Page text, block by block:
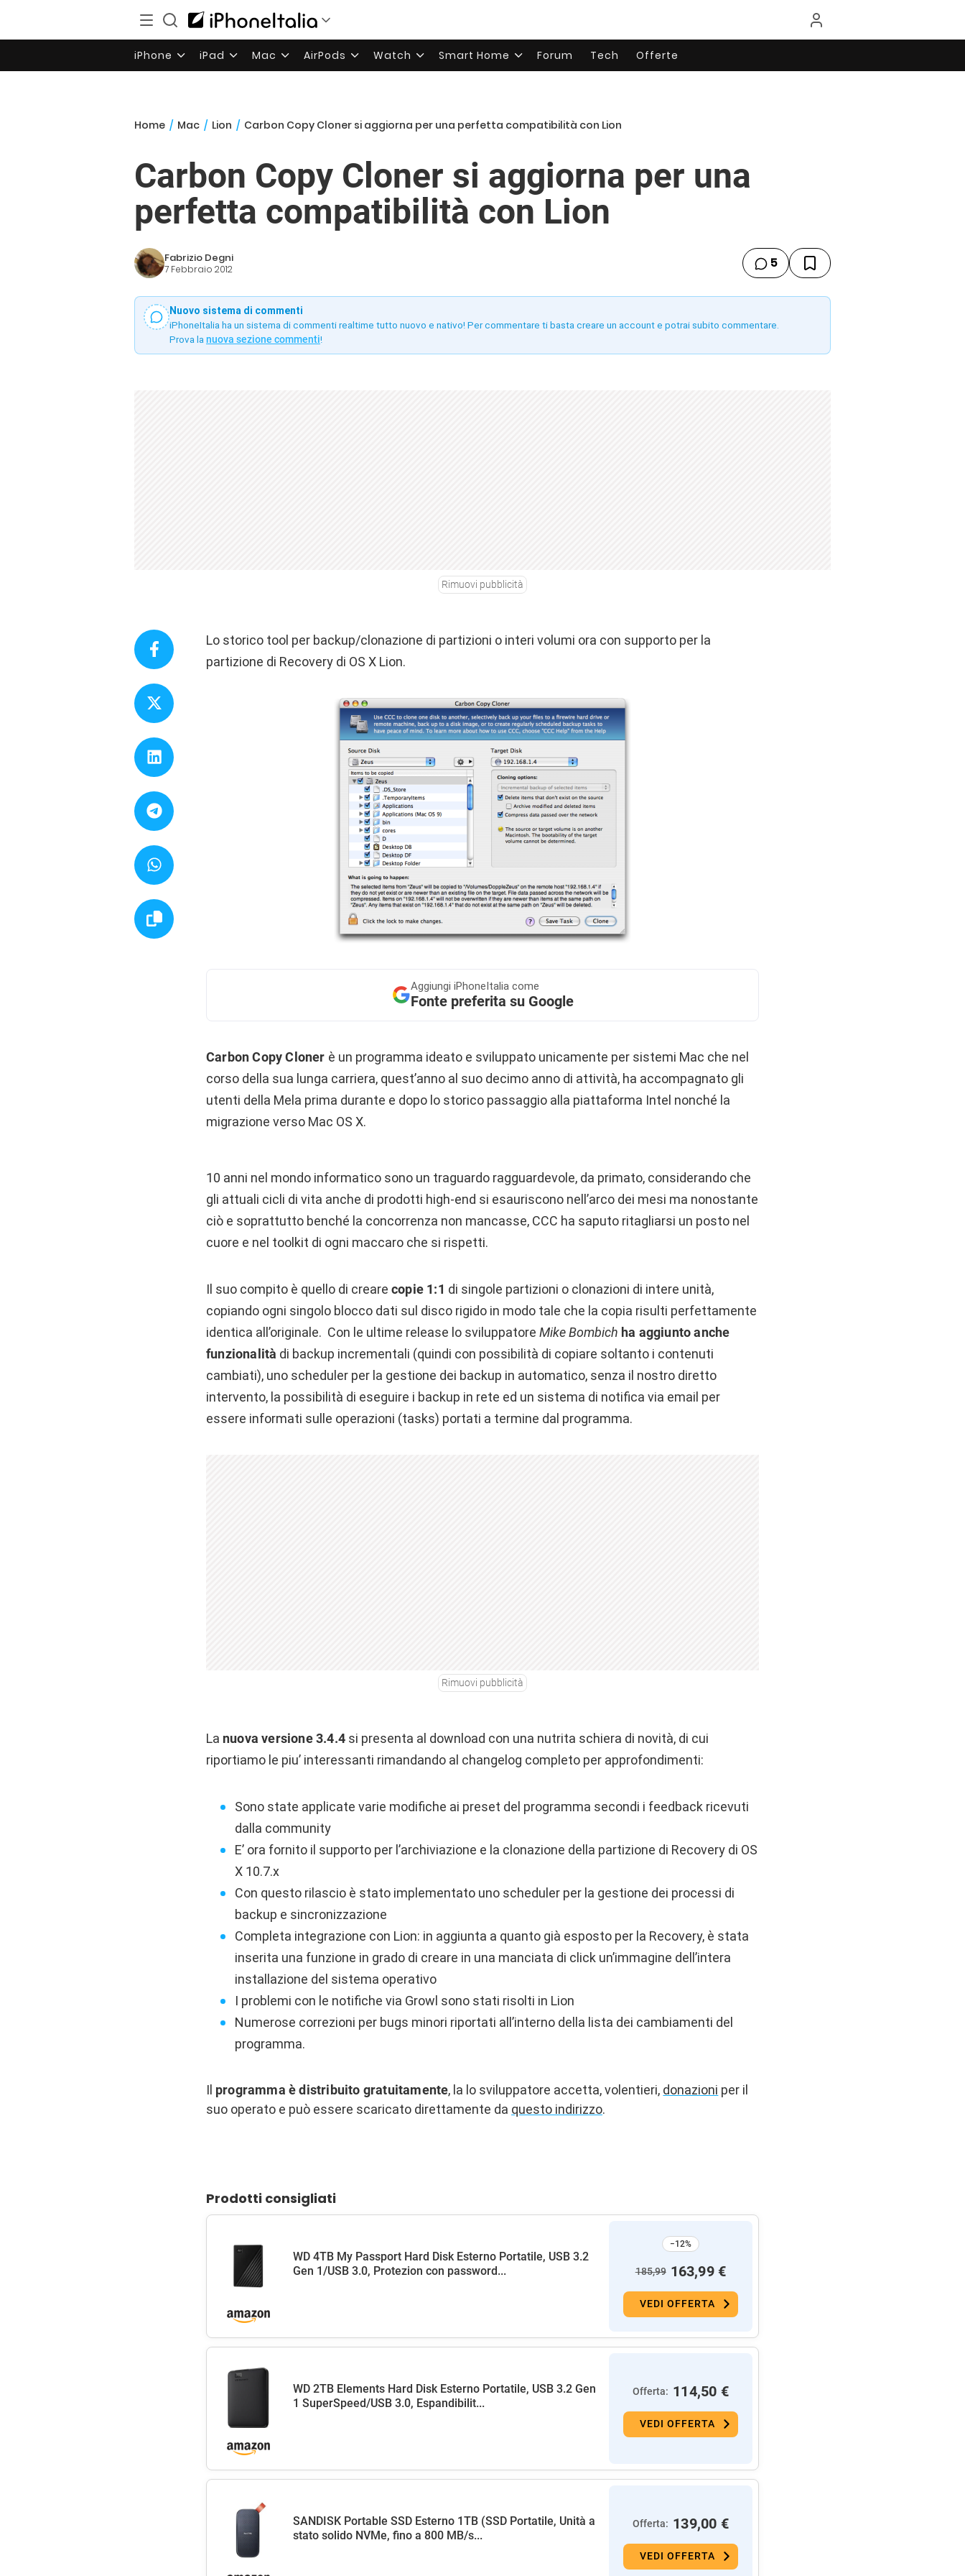
iPhone iPad Mac AirPods Watch Smart Home Forum Tech Offerte
Home / Mac / Lion / Carbon Copy Cloner si aggiorna per una perfetta compatibilità con Lion
Carbon Copy Cloner si aggiorna per una
perfetta compatibilità con Lion
Fabrizio Degni
7 Febbraio 2012 5
Nuovo sistema di commenti
iPhoneItalia ha un sistema di commenti realtime tutto nuovo e nativo! Per commentare ti basta creare un account e potrai subito commentare.
Prova la nuova sezione commenti!
Rimuovi pubblicità
Lo storico tool per backup/clonazione di partizioni o interi volumi ora con supporto per la
partizione di Recovery di OS X Lion.
Aggiungi iPhoneItalia come
Fonte preferita su Google
Carbon Copy Cloner è un programma ideato e sviluppato unicamente per sistemi Mac che nel
corso della sua lunga carriera, quest’anno al suo decimo anno di attività, ha accompagnato gli
utenti della Mela prima durante e dopo lo storico passaggio alla piattaforma Intel nonché la
migrazione verso Mac OS X.
10 anni nel mondo informatico sono un traguardo ragguardevole, da primato, considerando che
gli attuali cicli di vita anche di prodotti high-end si esauriscono nell’arco dei mesi ma nonostante
ciò e soprattutto benché la concorrenza non mancasse, CCC ha saputo ritagliarsi un posto nel
cuore e nel toolkit di ogni maccaro che si rispetti.
Il suo compito è quello di creare copie 1:1 di singole partizioni o clonazioni di intere unità,
copiando ogni singolo blocco dati sul disco rigido in modo tale che la copia risulti perfettamente
identica all’originale. Con le ultime release lo sviluppatore Mike Bombich ha aggiunto anche
funzionalità di backup incrementali (quindi con possibilità di copiare soltanto i contenuti
cambiati), uno scheduler per la gestione dei backup in automatico, senza il nostro diretto
intervento, la possibilità di eseguire i backup in rete ed un sistema di notifica via email per
essere informati sulle operazioni (tasks) portati a termine dal programma.
Rimuovi pubblicità
La nuova versione 3.4.4 si presenta al download con una nutrita schiera di novità, di cui
riportiamo le piu’ interessanti rimandando al changelog completo per approfondimenti:
Sono state applicate varie modifiche ai preset del programma secondi i feedback ricevuti
dalla community
E’ ora fornito il supporto per l’archiviazione e la clonazione della partizione di Recovery di OS
X 10.7.x
Con questo rilascio è stato implementato uno scheduler per la gestione dei processi di
backup e sincronizzazione
Completa integrazione con Lion: in aggiunta a quanto già esposto per la Recovery, è stata
inserita una funzione in grado di creare in una manciata di click un’immagine dell’intera
installazione del sistema operativo
I problemi con le notifiche via Growl sono stati risolti in Lion
Numerose correzioni per bugs minori riportati all’interno della lista dei cambiamenti del
programma.
Il programma è distribuito gratuitamente, la lo sviluppatore accetta, volentieri, donazioni per il
suo operato e può essere scaricato direttamente da questo indirizzo.
Prodotti consigliati
WD 4TB My Passport Hard Disk Esterno Portatile, USB 3.2
Gen 1/USB 3.0, Protezion con password...
−12%
185,99 163,99 €
VEDI OFFERTA
WD 2TB Elements Hard Disk Esterno Portatile, USB 3.2 Gen
1 SuperSpeed/USB 3.0, Espandibilit...
Offerta: 114,50 €
VEDI OFFERTA
SANDISK Portable SSD Esterno 1TB (SSD Portatile, Unità a
stato solido NVMe, fino a 800 MB/s...
Offerta: 139,00 €
VEDI OFFERTA